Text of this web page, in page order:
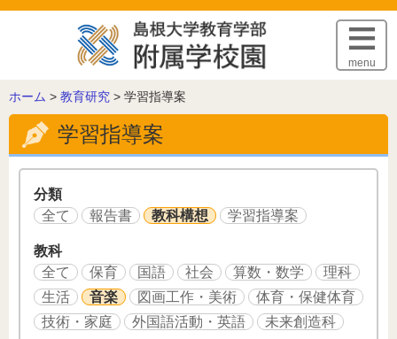
このページの本文へ
menu
こ
の
ー
ジ
ホーム > 教育研究 > 学習指導案
学習指導案
分類
全て
報告書 教科構想 学習指導案
教科
全て
保育 国語 社会 算数・数学
理科
生活
音楽 図画工作・美術
体育・保健体育
技術・家庭
外国語活動・英語 未来創造科